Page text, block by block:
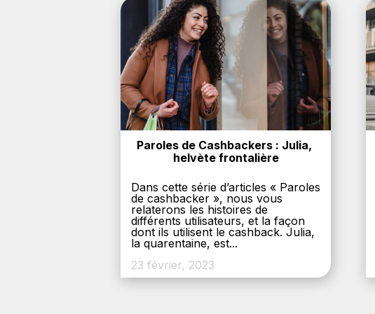
Paroles de Cashbackers : Julia,
helvète frontalière
Dans cette série d’articles « Paroles
de cashbacker », nous vous
relaterons les histoires de
différents utilisateurs, et la façon
dont ils utilisent le cashback. Julia,
la quarentaine, est...
23 février, 2023